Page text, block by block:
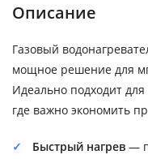
Описание
Газовый
мощное решение для
Идеально подходит
где важно экономить
Быстрый нагрев —